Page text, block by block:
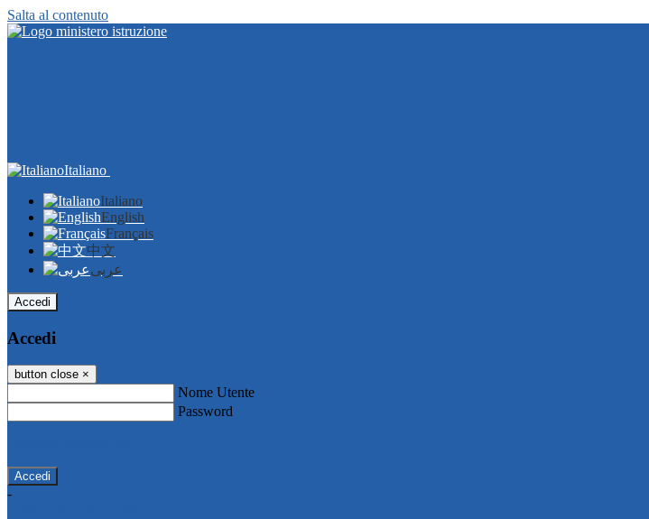
Salta al contenuto
Italiano
Italiano
English
Français
中文
عربى
Accedi
Accedi
button close ×
Nome Utente
Password
-